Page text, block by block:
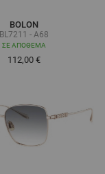
BOLON
BL7211 - A68
ΣΕ ΑΠΌΘΕΜΑ
112,00 €